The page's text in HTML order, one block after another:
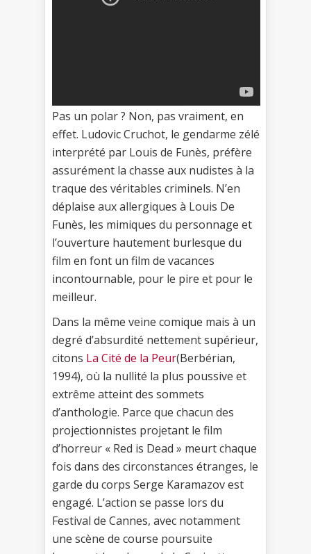
Pas un polar ? Non, pas vraiment, en
effet. Ludovic Cruchot, le gendarme zélé
interprété par Louis de Funès, préfère
assurément la chasse aux nudistes à la
traque des véritables criminels. N’en
déplaise aux allergiques à Louis De
Funès, les mimiques du personnage et
l’ouverture hautement burlesque du
film en font un film de vacances
incontournable, pour le pire et pour le
meilleur.
Dans la même veine comique mais à un
degré d’absurdité nettement supérieur,
citons La Cité de la Peur(Berbérian,
1994), où la nullité la plus poussive et
extrême atteint des sommets
d’anthologie. Parce que chacun des
projectionnistes projetant le film
d’horreur « Red is Dead » meurt chaque
fois dans des circonstances étranges, le
garde du corps Serge Karamazov est
engagé. L’action se passe lors du
Festival de Cannes, avec notamment
une scène de course poursuite